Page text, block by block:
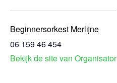
Beginnersorkest Merlijne
06 159 46 454
Bekijk de site van Organisator